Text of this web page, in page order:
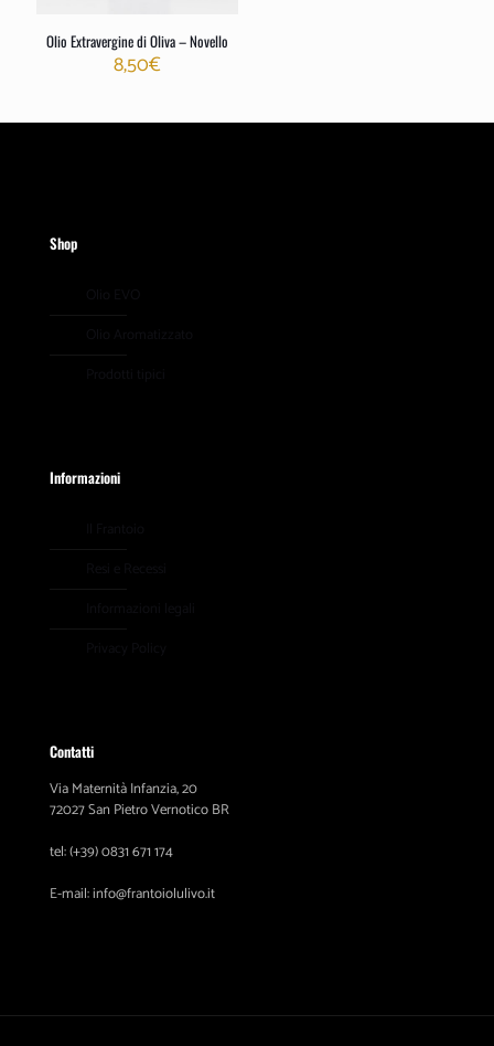
Olio Extravergine di Oliva – Novello
8,50€
Shop
Informazioni
Contatti
Via Maternità Infanzia, 20
72027 San Pietro Vernotico BR
tel: (+39) 0831 671 174
E-mail: info@frantoiolulivo.it